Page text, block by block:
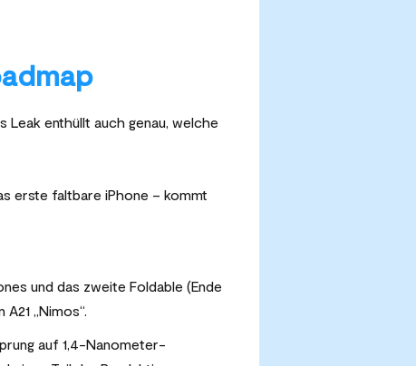
Leak enthüllt auch genau, welche
erste faltbare iPhone – kommt
und das zweite Foldable (Ende
„Nimos“.
auf 1,4-Nanometer-